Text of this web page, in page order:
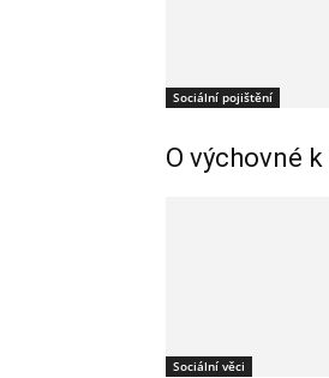
Sociální pojištění
O výchovné
Sociální věci